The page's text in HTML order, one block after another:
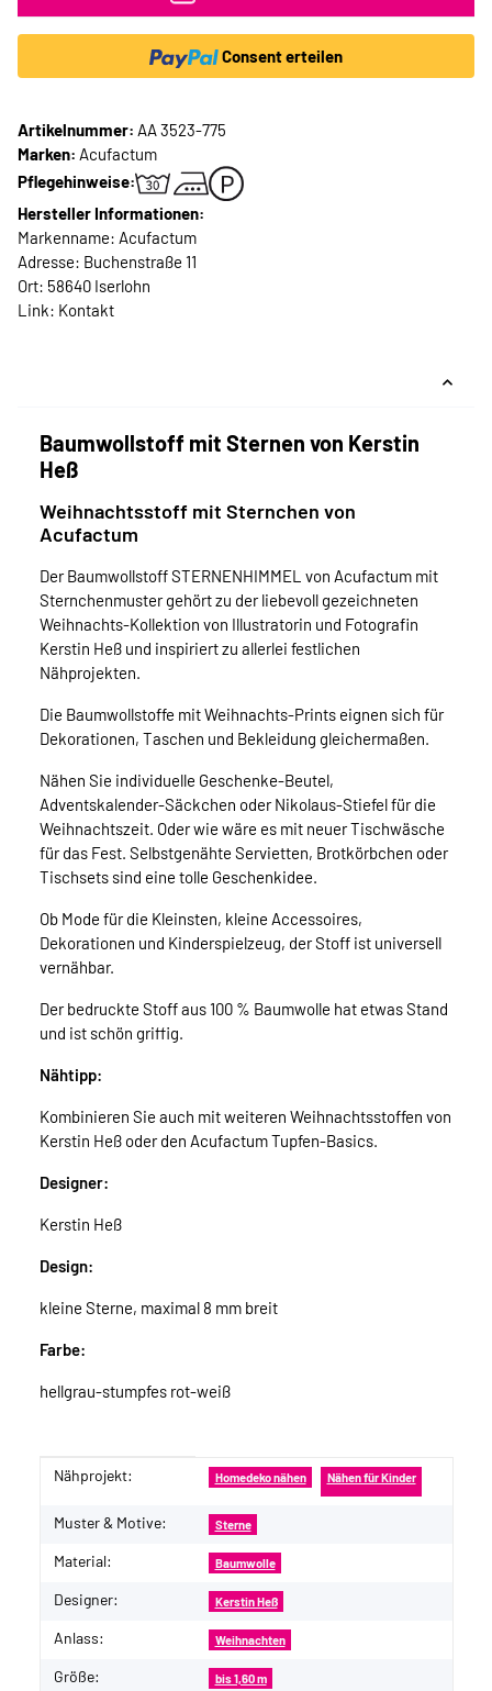
Consent erteilen
Artikelnummer: AA 3523-775
Marken: Acufactum
Pflegehinweise:
Hersteller Informationen:
Markenname: Acufactum
Adresse: Buchenstraße 11
Ort: 58640 Iserlohn
Link: Kontakt
Baumwollstoff mit Sternen von Kerstin
Heß
Weihnachtsstoff mit Sternchen von
Acufactum
Der Baumwollstoff STERNENHIMMEL von Acufactum mit
Sternchenmuster gehört zu der liebevoll gezeichneten
Weihnachts-Kollektion von Illustratorin und Fotografin
Kerstin Heß und inspiriert zu allerlei festlichen
Nähprojekten.
Die Baumwollstoffe mit Weihnachts-Prints eignen sich für
Dekorationen, Taschen und Bekleidung gleichermaßen.
Nähen Sie individuelle Geschenke-Beutel,
Adventskalender-Säckchen oder Nikolaus-Stiefel für die
Weihnachtszeit. Oder wie wäre es mit neuer Tischwäsche
für das Fest. Selbstgenähte Servietten, Brotkörbchen oder
Tischsets sind eine tolle Geschenkidee.
Ob Mode für die Kleinsten, kleine Accessoires,
Dekorationen und Kinderspielzeug, der Stoff ist universell
vernähbar.
Der bedruckte Stoff aus 100 % Baumwolle hat etwas Stand
und ist schön griffig.
Nähtipp:
Kombinieren Sie auch mit weiteren Weihnachtsstoffen von
Kerstin Heß oder den Acufactum Tupfen-Basics.
Designer:
Kerstin Heß
Design:
kleine Sterne, maximal 8 mm breit
Farbe:
hellgrau-stumpfes rot-weiß
Produkteigenschaft
Wert
Nähprojekt: Homedeko nähen Nähen für Kinder
Muster & Motive: Sterne
Material: Baumwolle
Designer: Kerstin Heß
Anlass: Weihnachten
Größe: bis 1,60 m